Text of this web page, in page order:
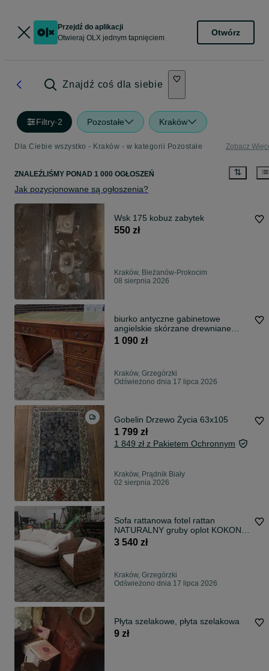
Przejdź do aplikacji
Otwieraj OLX jednym tapnięciem
Otwórz
Znajdź coś dla siebie
Filtry·2 Pozostałe Kraków
Dla Ciebie wszystko - Kraków - w kategorii Pozostałe Zobacz
ZNALEŹLIŚMY PONAD 1 000 OGŁOSZEŃ
Jak pozycjonowane są ogłoszenia?
Wsk 175 kobuz zabytek
550 zł
Kraków, Bieżanów-Prokocim
08 sierpnia 2026
biurko antyczne gabinetowe
angielskie skórzane drewniane
drewno Antyk
1 090 zł
Kraków, Grzegórzki
Odświeżono dnia 17 lipca 2026
Gobelin Drzewo Życia 63x105
1 799 zł
1 849 zł z Pakietem Ochronnym
Kraków, Prądnik Biały
02 sierpnia 2026
Sofa rattanowa fotel rattan
NATURALNY gruby oplot KOKON
na Ogród Taras kanapa krzesło
3 540 zł
Kraków, Grzegórzki
Odświeżono dnia 17 lipca 2026
Płyta szelakowe, płyta szelakowa
9 zł